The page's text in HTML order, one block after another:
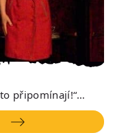
připomínají!“…